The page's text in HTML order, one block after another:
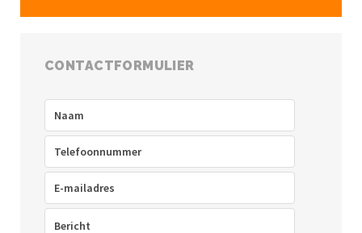
CONTACTFORMULIER
Telefoon
mailadres(Vereist)